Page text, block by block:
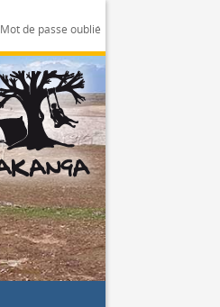
Mot de passe oublié